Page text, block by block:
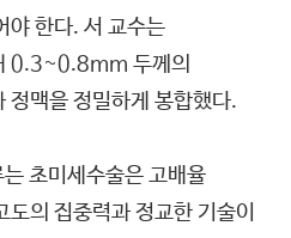
야 한다. 서 교수는
0.3~0.8mm 두께의
정맥을 정밀하게 봉합했다.
초미세수술은 고배율
의 집중력과 정교한 기술이